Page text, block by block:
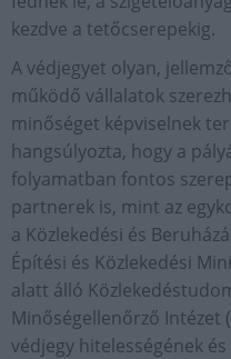
kezdve a tetőcserepekig.
A védjegyet olyan,
működő vállalatok
minőséget képviselnek
hangsúlyozta, hogy a
folyamatban fontos
partnerek is, mint az
a Közlekedési és
Építési és Közlekedési
alatt álló
Minőségellenőrző Intézet
védjegy hitelességének